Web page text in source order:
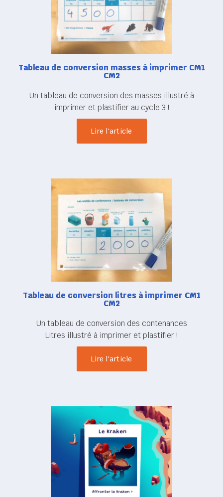
Tableau de conversion masses à imprimer CM1
CM2
Un tableau de conversion des masses illustré à
imprimer et plastifier au cycle 3 !
Lire l'article
Tableau de conversion litres à imprimer CM1
CM2
Un tableau de conversion des contenances
Litres illustré à imprimer et plastifier !
Lire l'article